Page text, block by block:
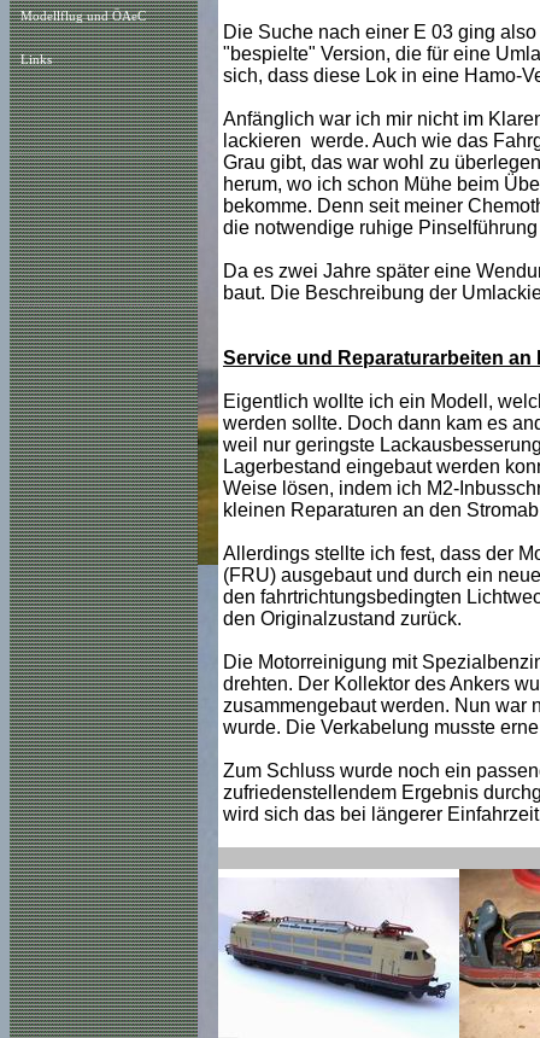
Modellflug und ÖAeC
Links
Die Suche nach einer E 03 ging
"bespielte" Version, die für eine
sich, dass diese Lok in eine Hamo-
Anfänglich war ich mir nicht im
lackieren werde. Auch wie das
Grau gibt, das war wohl zu
herum, wo ich schon Mühe beim
bekomme. Denn seit meiner
die notwendige ruhige
Da es zwei Jahre später eine
baut. Die Beschreibung der
Service und Reparaturarbeiten an
Eigentlich wollte ich ein Modell,
werden sollte. Doch dann kam es
weil nur geringste
Lagerbestand eingebaut werden
Weise lösen, indem ich M2-
kleinen Reparaturen an den
Allerdings stellte ich fest, dass der
(FRU) ausgebaut und durch ein
den fahrtrichtungsbedingten
den Originalzustand zurück.
Die Motorreinigung mit
drehten. Der Kollektor des Ankers
zusammengebaut werden. Nun war
wurde. Die Verkabelung musste
Zum Schluss wurde noch ein
zufriedenstellendem Ergebnis
wird sich das bei längerer